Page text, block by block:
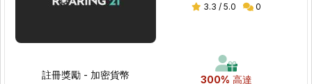
3.3 / 5.0 0
300% 高達
註冊獎勵 - 加密貨幣